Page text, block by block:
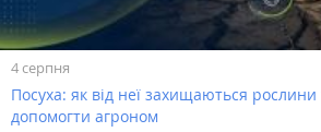
4 серпня
Посуха: як від неї захищаються
допомогти агроном